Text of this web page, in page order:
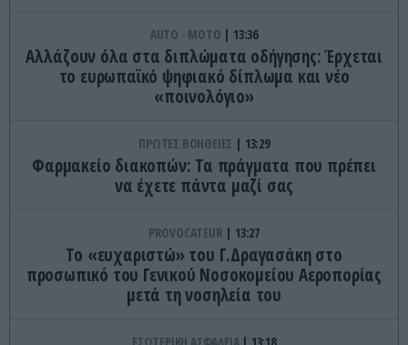
AUTO - MOTO 13:36
Αλλάζουν όλα στα διπλώματα οδήγησης: Έρχεται
το ευρωπαϊκό ψηφιακό δίπλωμα και νέο
«ποινολόγιο»
ΠΡΩΤΕΣ ΒΟΗΘΕΙΕΣ 13:29
Φαρμακείο διακοπών: Τα πράγματα που πρέπει
να έχετε πάντα μαζί σας
PROVOCATEUR 13:27
Το «ευχαριστώ» του Γ.Δραγασάκη στο
προσωπικό του Γενικού Νοσοκομείου Αεροπορίας
μετά τη νοσηλεία του
ΕΣΩΤΕΡΙΚΗ ΑΣΦΑΛΕΙΑ 13:18